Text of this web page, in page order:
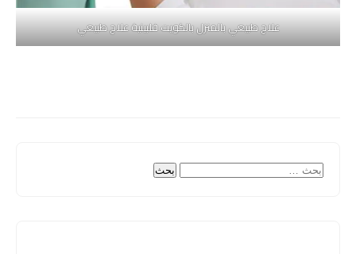
علاج طبيعي بالمنزل بالكويت فلبينية علاج طبيعي
البحث